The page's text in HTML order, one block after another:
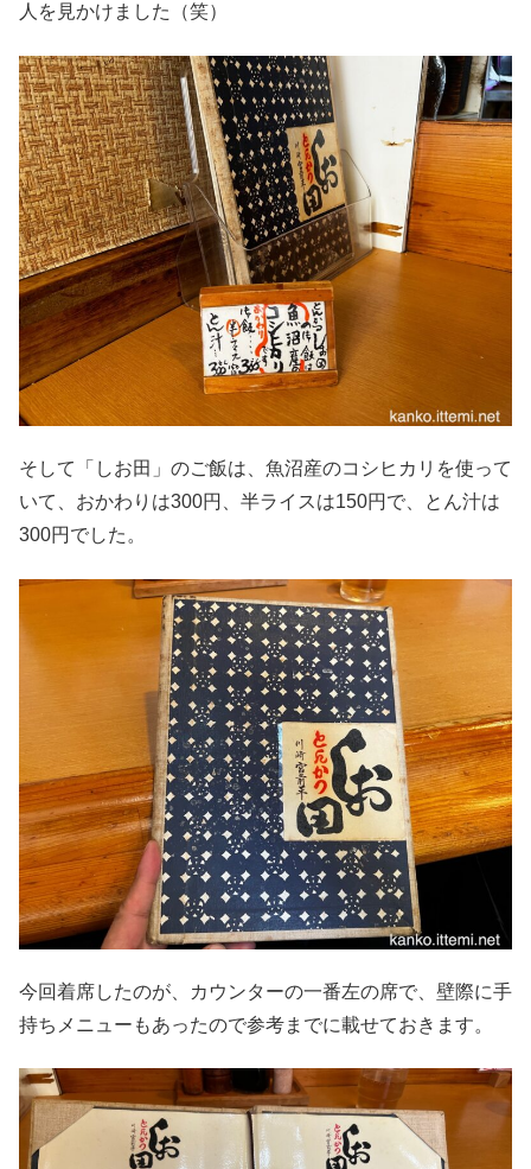
人を見かけました（笑）
そして「しお田」のご飯は、魚沼産のコシヒカリを使って
いて、おかわりは300円、半ライスは150円で、とん汁は
300円でした。
今回着席したのが、カウンターの一番左の席で、壁際に手
持ちメニューもあったので参考までに載せておきます。